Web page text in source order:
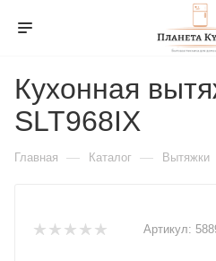
Кухонная
SLT968IX
Главная — Каталог — Вытяжки
Артикул: